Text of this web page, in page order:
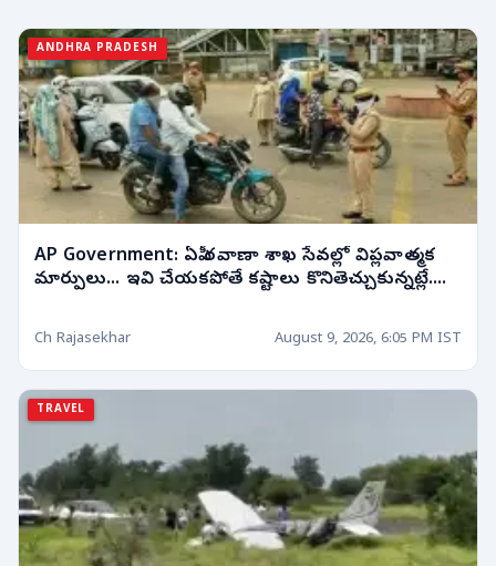
ANDHRA PRADESH
AP Government: ఏపీ రవాణా శాఖ సేవల్లో విప్లవాత్మక
మార్పులు... ఇవి చేయకపోతే కష్టాలు కొనితెచ్చుకున్నట్లే....
Ch Rajasekhar August 9, 2026, 6:05 PM IST
TRAVEL